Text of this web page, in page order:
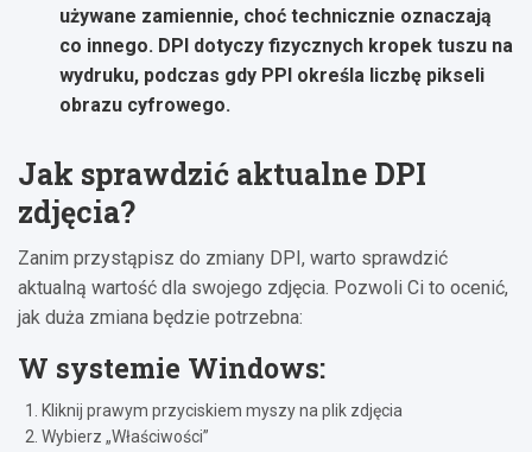
używane zamiennie, choć technicznie oznaczają
co innego. DPI dotyczy fizycznych kropek tuszu na
wydruku, podczas gdy PPI określa liczbę pikseli
obrazu cyfrowego.
Jak sprawdzić aktualne DPI
zdjęcia?
Zanim przystąpisz do zmiany DPI, warto sprawdzić
aktualną wartość dla swojego zdjęcia. Pozwoli Ci to ocenić,
jak duża zmiana będzie potrzebna:
W systemie Windows:
Kliknij prawym przyciskiem myszy na plik zdjęcia
Wybierz „Właściwości”